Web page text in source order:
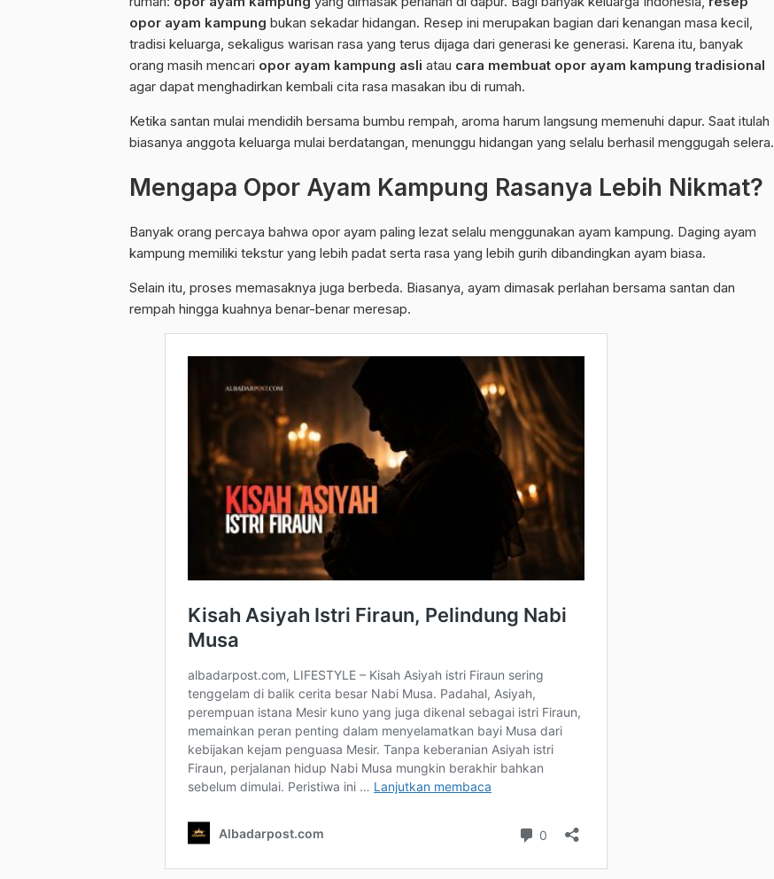
opor ayam kampung bukan sekadar hidangan. Resep ini merupakan bagian dari kenangan masa kecil,
tradisi keluarga, sekaligus warisan rasa yang terus dijaga dari generasi ke generasi. Karena itu, banyak
orang masih mencari opor ayam kampung asli atau cara membuat opor ayam kampung tradisional
agar dapat menghadirkan kembali cita rasa masakan ibu di rumah.
Ketika santan mulai mendidih bersama bumbu rempah, aroma harum langsung memenuhi dapur. Saat itulah
biasanya anggota keluarga mulai berdatangan, menunggu hidangan yang selalu berhasil menggugah selera.
Mengapa Opor Ayam Kampung Rasanya Lebih Nikmat?
Banyak orang percaya bahwa opor ayam paling lezat selalu menggunakan ayam kampung. Daging ayam
kampung memiliki tekstur yang lebih padat serta rasa yang lebih gurih dibandingkan ayam biasa.
Selain itu, proses memasaknya juga berbeda. Biasanya, ayam dimasak perlahan bersama santan dan
rempah hingga kuahnya benar-benar meresap.